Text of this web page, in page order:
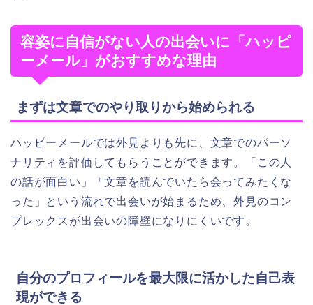
容姿に自信がない人の出会いに「ハッピ
ーメール」がおすすめな理由
まずは文章でのやり取りから始められる
ハッピーメールでは外見よりも先に、文章でのパーソ
ナリティを評価してもらうことができます。「この人
の話が面白い」「文章を読んでいたら会ってみたくな
った」という流れで出会いが始まるため、外見のコン
プレックスが出会いの障壁になりにくいです。
自分のプロフィールを最大限に活かした自己表
現ができる